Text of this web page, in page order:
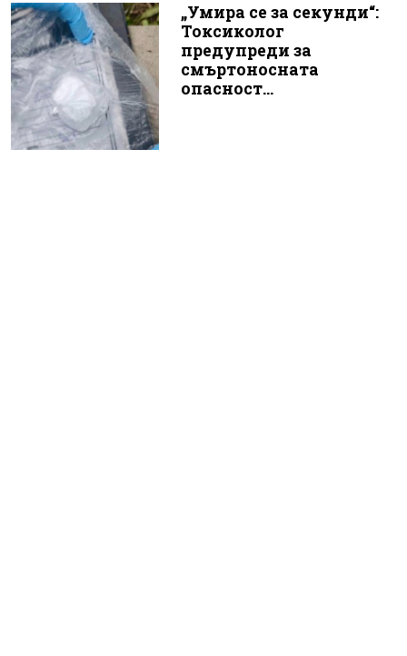
„Умира се за секунди“:
Токсиколог
предупреди за
смъртоносната
опасност...